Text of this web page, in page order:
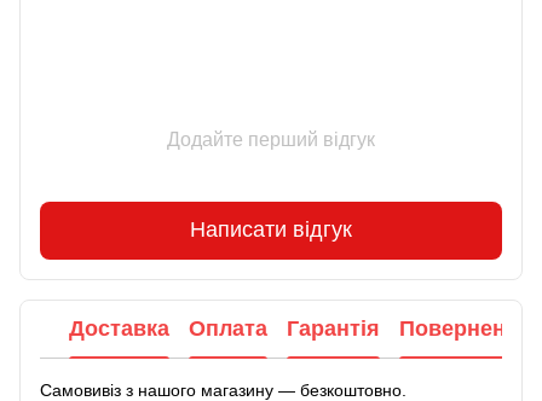
Додайте перший відгук
Написати відгук
Доставка Оплата Гарантія Повернення
Самовивіз з нашого магазину — безкоштовно.